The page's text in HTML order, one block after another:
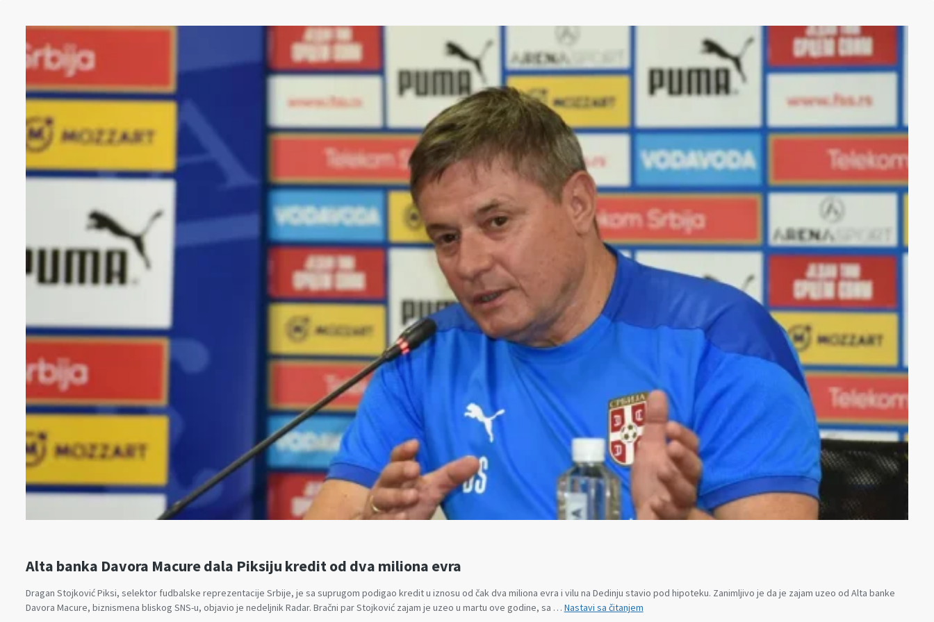
Alta banka Davora Macure dala Piksiju kredit od dva miliona evra
Dragan Stojković Piksi, selektor fudbalske reprezentacije Srbije, je sa suprugom podigao kredit u iznosu od čak dva miliona evra i vilu na Dedinju stavio pod hipoteku. Zanimljivo je da je zajam uzeo od Alta banke
Davora Macure, biznismena bliskog SNS-u, objavio je nedeljnik Radar. Bračni par Stojković zajam je uzeo u martu ove godine, sa … Nastavi sa čitanjemAlta